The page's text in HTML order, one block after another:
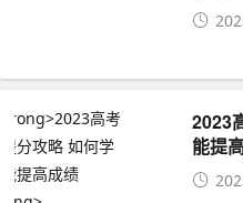
2023
能提